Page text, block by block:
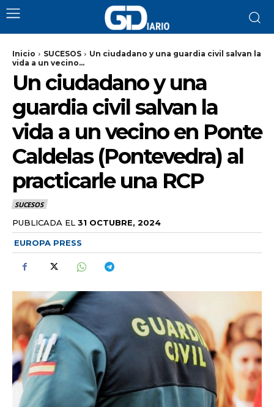
Inicio SUCESOS
Un ciudadano y una guardia civil salvan la
vida a un vecino...
Un ciudadano y una
guardia civil salvan la
vida a un vecino en Ponte
Caldelas (Pontevedra) al
practicarle una RCP
SUCESOS
PUBLICADA EL 31 OCTUBRE, 2024
EUROPA PRESS